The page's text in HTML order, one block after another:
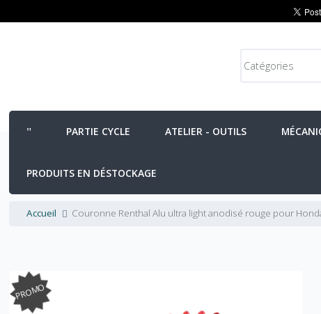
PARTIE CYCLE ATELIER - OUTILS
PRODUITS EN DÉSTOCKAGE
Accueil Couronne Renthal Alu ultra light anodisé rouge pour
PROMO